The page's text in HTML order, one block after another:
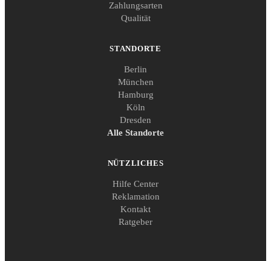
Zahlungsarten
Qualität
STANDORTE
Berlin
München
Hamburg
Köln
Dresden
Alle Standorte
NÜTZLICHES
Hilfe Center
Reklamation
Kontakt
Ratgeber